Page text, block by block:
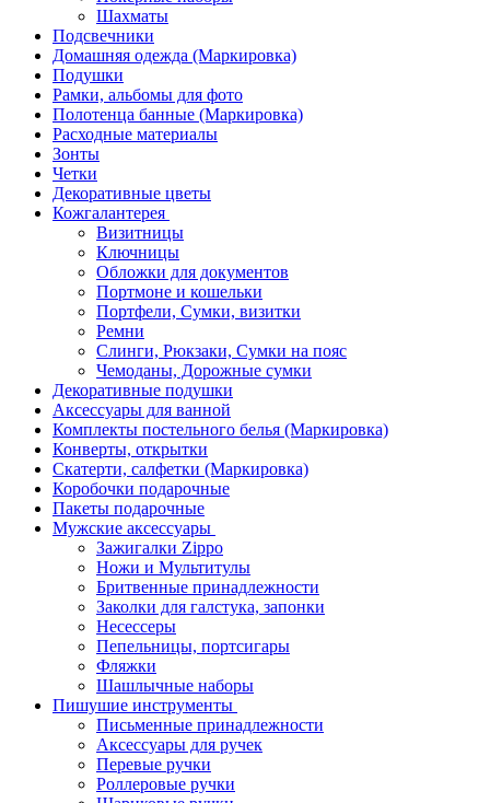
Шахматы
Подсвечники
Домашняя одежда (Маркировка)
Подушки
Рамки, альбомы для фото
Полотенца банные (Маркировка)
Расходные материалы
Зонты
Четки
Декоративные цветы
Кожгалантерея
Визитницы
Ключницы
Обложки для документов
Портмоне и кошельки
Портфели, Сумки, визитки
Ремни
Слинги, Рюкзаки, Сумки на пояс
Чемоданы, Дорожные сумки
Декоративные подушки
Аксессуары для ванной
Комплекты постельного белья (Маркировка)
Конверты, открытки
Скатерти, салфетки (Маркировка)
Коробочки подарочные
Пакеты подарочные
Мужские аксессуары
Зажигалки Zippo
Ножи и Мультитулы
Бритвенные принадлежности
Заколки для галстука, запонки
Несессеры
Пепельницы, портсигары
Фляжки
Шашлычные наборы
Пишушие инструменты
Письменные принадлежности
Аксессуары для ручек
Перевые ручки
Роллеровые ручки